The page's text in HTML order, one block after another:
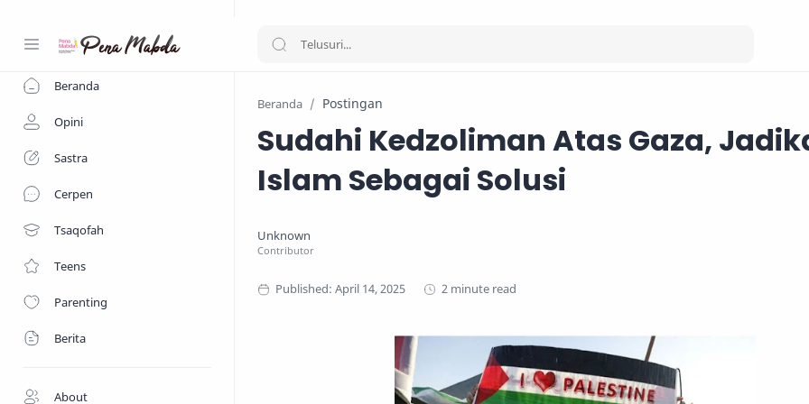
Beranda
Opini
Sastra
Cerpen
Tsaqofah
Teens
Parenting
Berita
About
Beranda Postingan
Sudahi Kedzoliman Atas Gaza,
Islam Sebagai Solusi
2 minute read